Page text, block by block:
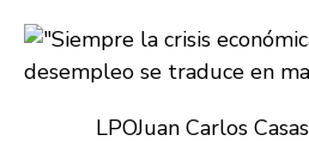
LPOJuan Carlos Casas